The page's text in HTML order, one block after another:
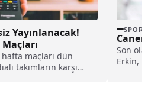
Yayınlanacak!
maçları dün
takımların karşı
SPOR
Caner
Son
Erkin,